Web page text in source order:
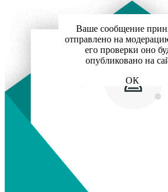
Ваше сообщение
отправлено на
его проверки оно
опубликовано на
ОК